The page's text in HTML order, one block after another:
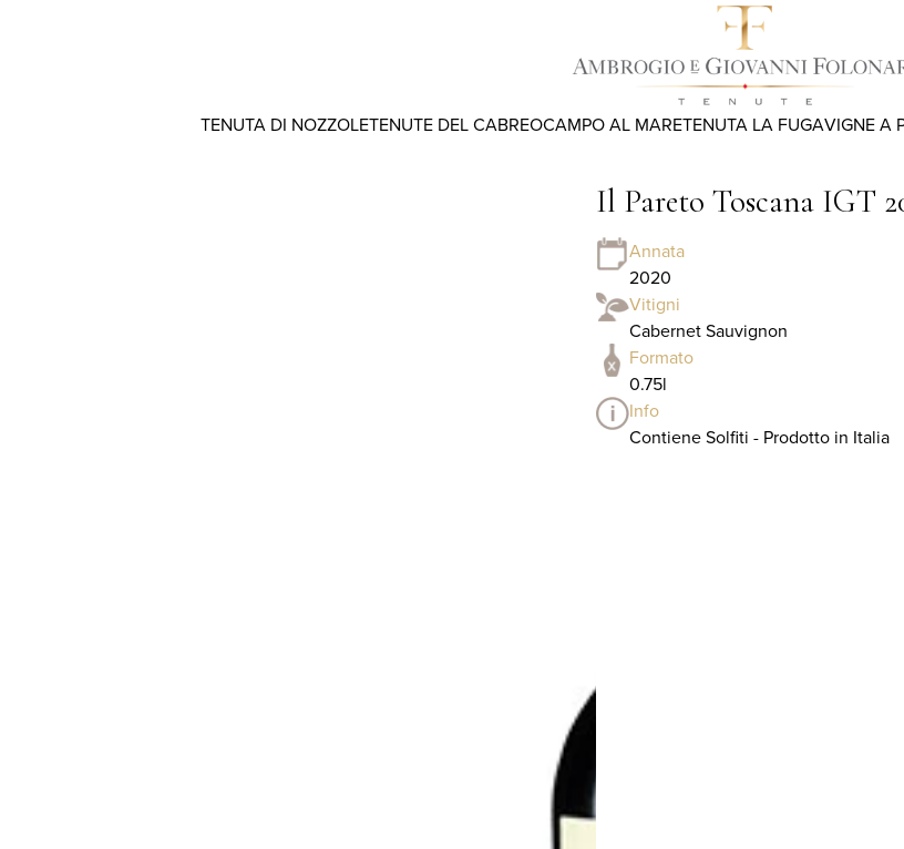
TENUTA DI NOZZOLETENUTE DEL CABREOCAMPO AL MARETENUTA LA FUGAVIGNE A
Il Pareto Toscana IGT
Annata
2020
Vitigni
Cabernet Sauvignon
Formato
0.75l
Info
Contiene Solfiti - Prodotto in Italia